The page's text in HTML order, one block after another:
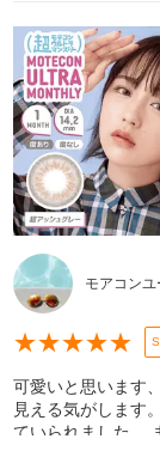
モアコン
★★★★★
可愛いと思います
見える気がします
ていられました。